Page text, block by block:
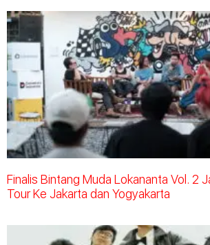
Finalis Bintang Muda Lokananta Vol. 2
Tour Ke Jakarta dan Yogyakarta